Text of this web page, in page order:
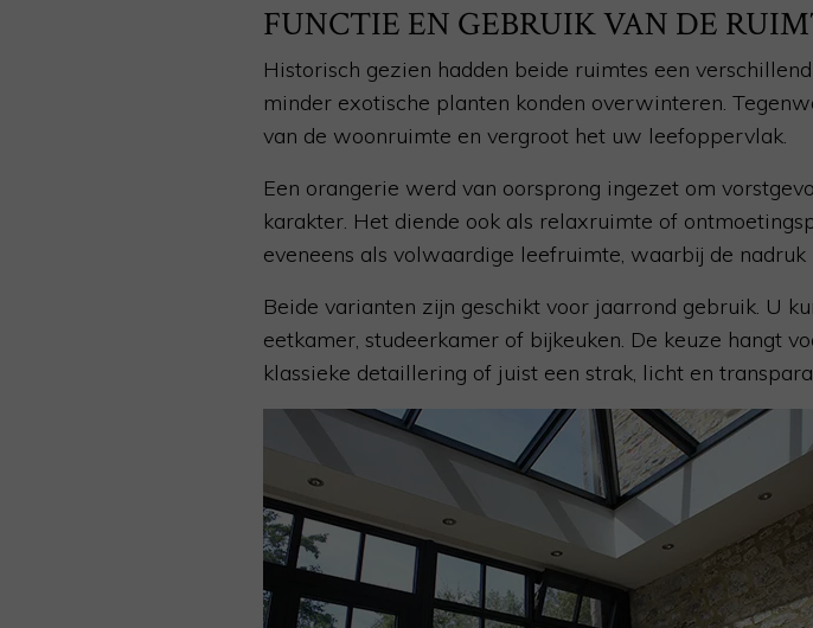
FUNCTIE EN GEBRUIK VAN DE
Historisch gezien hadden beide ruimtes een
minder exotische planten konden overwinteren.
van de woonruimte en vergroot het uw leefoppervlak.
Een orangerie werd van oorsprong ingezet om
karakter. Het diende ook als relaxruimte of
eveneens als volwaardige leefruimte, waarbij de
Beide varianten zijn geschikt voor jaarrond gebruik. U
eetkamer, studeerkamer of bijkeuken. De keuze hangt
klassieke detaillering of juist een strak, licht en